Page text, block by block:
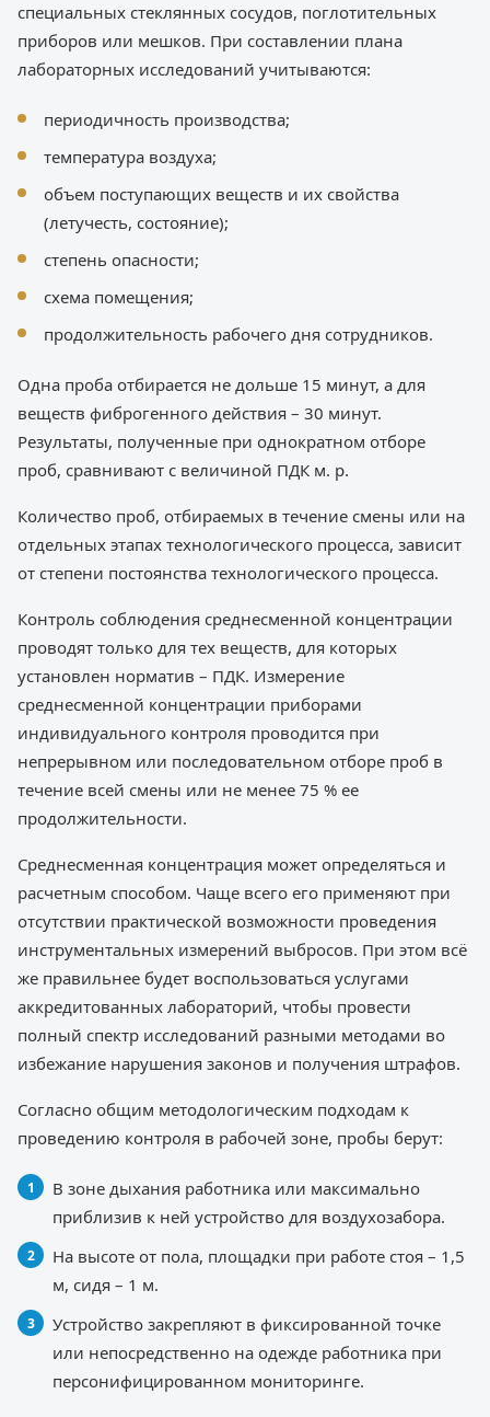
специальных стеклянных сосудов, поглотительных
приборов или мешков. При составлении плана
лабораторных исследований учитываются:
периодичность производства;
температура воздуха;
объем поступающих веществ и их свойства
(летучесть, состояние);
степень опасности;
схема помещения;
продолжительность рабочего дня сотрудников.
Одна проба отбирается не дольше 15 минут, а для
веществ фиброгенного действия – 30 минут.
Результаты, полученные при однократном отборе
проб, сравнивают с величиной ПДК м. р.
Количество проб, отбираемых в течение смены или на
отдельных этапах технологического процесса, зависит
от степени постоянства технологического процесса.
Контроль соблюдения среднесменной концентрации
проводят только для тех веществ, для которых
установлен норматив – ПДК. Измерение
среднесменной концентрации приборами
индивидуального контроля проводится при
непрерывном или последовательном отборе проб в
течение всей смены или не менее 75 % ее
продолжительности.
Среднесменная концентрация может определяться и
расчетным способом. Чаще всего его применяют при
отсутствии практической возможности проведения
инструментальных измерений выбросов. При этом всё
же правильнее будет воспользоваться услугами
аккредитованных лабораторий, чтобы провести
полный спектр исследований разными методами во
избежание нарушения законов и получения штрафов.
Согласно общим методологическим подходам к
проведению контроля в рабочей зоне, пробы берут:
В зоне дыхания работника или максимально
приблизив к ней устройство для воздухозабора.
На высоте от пола, площадки при работе стоя – 1,5
м, сидя – 1 м.
Устройство закрепляют в фиксированной точке
или непосредственно на одежде работника при
персонифицированном мониторинге.